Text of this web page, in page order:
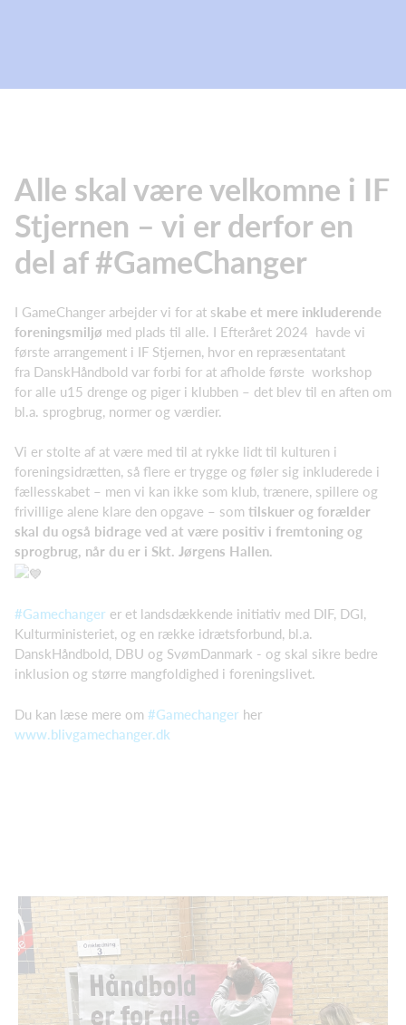
Alle skal være velkomne i IF
Stjernen – vi er derfor en
del af #GameChanger
I GameChanger arbejder vi for at skabe et mere inkluderende
foreningsmiljø med plads til alle. I Efteråret 2024 havde vi
første arrangement i IF Stjernen, hvor en repræsentatant
fra DanskHåndbold var forbi for at afholde første workshop
for alle u15 drenge og piger i klubben – det blev til en aften om
bl.a. sprogbrug, normer og værdier.
Vi er stolte af at være med til at rykke lidt til kulturen i
foreningsidrætten, så flere er trygge og føler sig inkluderede i
fællesskabet – men vi kan ikke som klub, trænere, spillere og
frivillige alene klare den opgave – som tilskuer og forælder
skal du også bidrage ved at være positiv i fremtoning og
sprogbrug, når du er i Skt. Jørgens Hallen.
#Gamechanger er et landsdækkende initiativ med DIF, DGI,
Kulturministeriet, og en række idrætsforbund, bl.a.
DanskHåndbold, DBU og SvømDanmark - og skal sikre bedre
inklusion og større mangfoldighed i foreningslivet.
Du kan læse mere om #Gamechanger her
www.blivgamechanger.dk